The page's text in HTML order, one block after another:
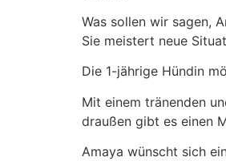
Was sollen wir sagen,
Sie meistert neue
Die 1-jährige Hündin
Mit einem tränenden
draußen gibt es einen
Amaya wünscht sich